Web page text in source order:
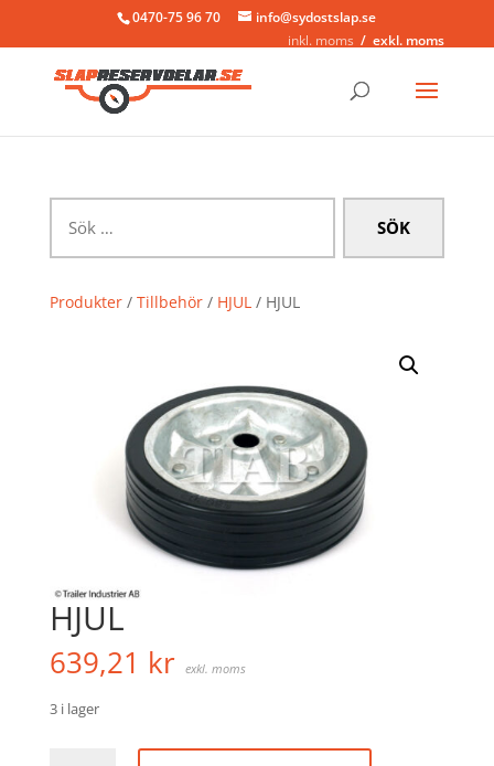
0470-75 96 70
info@sydostslap.se
inkl. moms
exkl. moms
efter:
Produkter/ Tillbehör/ HJUL/ HJUL
HJUL
639,21 kr exkl. moms
3 i lager